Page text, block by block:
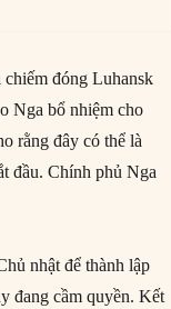
chiếm đóng Luhansk
Nga bổ nhiệm cho
rằng đây có thể là
đầu. Chính phủ Nga
nhật để thành lập
đang cầm quyền. Kết